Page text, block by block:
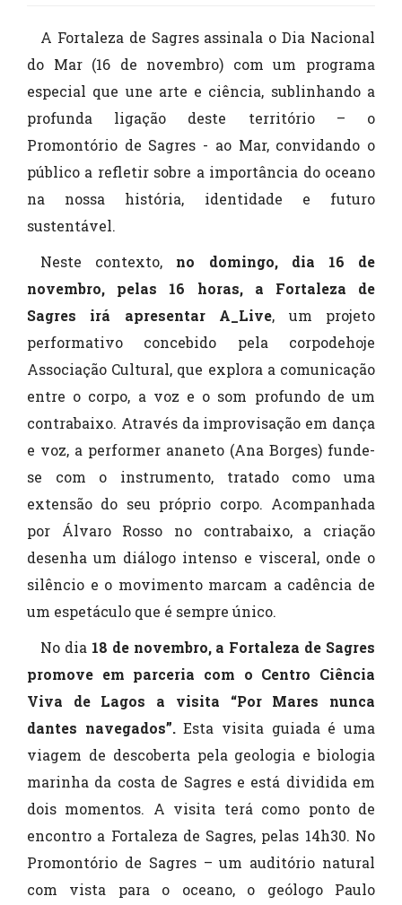
A Fortaleza de Sagres assinala o Dia Nacional
do Mar (16 de novembro) com um programa
especial que une arte e ciência, sublinhando a
profunda ligação deste território – o
Promontório de Sagres - ao Mar, convidando o
público a refletir sobre a importância do oceano
na nossa história, identidade e futuro
sustentável.
Neste contexto, no domingo, dia 16 de
novembro, pelas 16 horas, a Fortaleza de
Sagres irá apresentar A_Live, um projeto
performativo concebido pela corpodehoje
Associação Cultural, que explora a comunicação
entre o corpo, a voz e o som profundo de um
contrabaixo. Através da improvisação em dança
e voz, a performer ananeto (Ana Borges) funde-
se com o instrumento, tratado como uma
extensão do seu próprio corpo. Acompanhada
por Álvaro Rosso no contrabaixo, a criação
desenha um diálogo intenso e visceral, onde o
silêncio e o movimento marcam a cadência de
um espetáculo que é sempre único.
No dia 18 de novembro, a Fortaleza de Sagres
promove em parceria com o Centro Ciência
Viva de Lagos a visita “Por Mares nunca
dantes navegados”.Esta visita guiada é uma
viagem de descoberta pela geologia e biologia
marinha da costa de Sagres e está dividida em
dois momentos. A visita terá como ponto de
encontro a Fortaleza de Sagres, pelas 14h30. No
Promontório de Sagres – um auditório natural
com vista para o oceano, o geólogo Paulo